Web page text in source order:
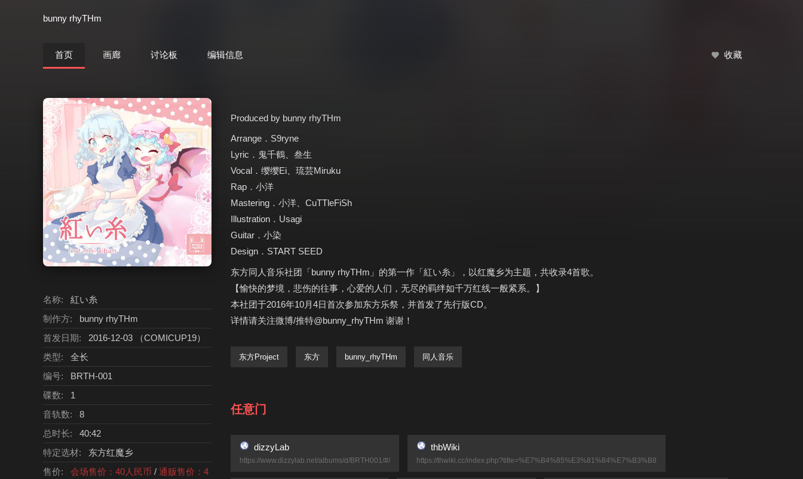
bunny rhyTHm
首页 画廊 讨论板 编辑信息 收藏
名称:
紅い糸
制作方:
bunny rhyTHm
首发日期:
2016-12-03 （COMICUP19）
类型:
全长
编号:
BRTH-001
碟数:
1
音轨数:
8
总时长:
40:42
特定选材:
东方红魔乡
售价:
会场售价：40人民币 / 通贩售价：4
Produced by bunny rhyTHm
Arrange．S9ryne
Lyric．鬼千鶴、叁生
Vocal．缨缨Ei、琉芸Miruku
Rap．小洋
Mastering．小洋、CuTTleFiSh
Illustration．Usagi
Guitar．小染
Design．START SEED
东方同人音乐社团「bunny rhyTHm」的第一作「紅い糸」，以红魔乡为主题，共收录4首歌。
【愉快的梦境，悲伤的往事，心爱的人们，无尽的羁绊如千万红线一般紧系。】
本社团于2016年10月4日首次参加东方乐祭，并首发了先行版CD。
详情请关注微博/推特@bunny_rhyTHm 谢谢！
东方Project 东方 bunny_rhyTHm 同人音乐
任意门
dizzyLab
https://www.dizzylab.net/albums/d/BRTH001/#/
thbWiki
https://thwiki.cc/index.php?title=%E7%B4%85%E3%81%84%E7%B3%B8